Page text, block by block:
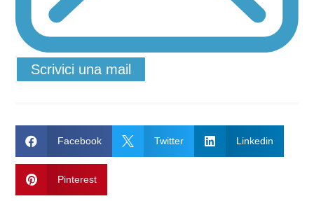
Scrivici una mail
 Facebook  Twitter  Linkedin
 Pinterest